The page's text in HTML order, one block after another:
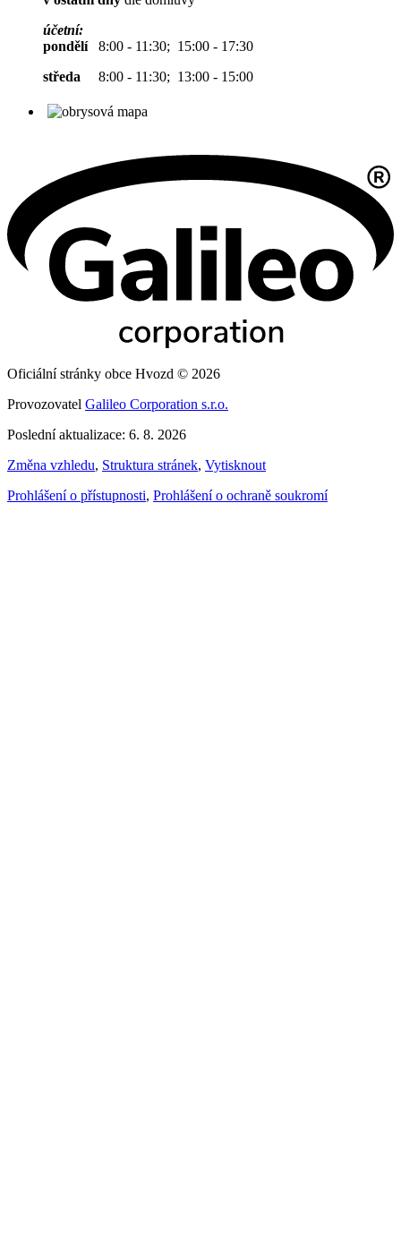
účetní:
pondělí 8:00 - 11:30; 15:00 - 17:30
středa 8:00 - 11:30; 13:00 - 15:00
Oficiální stránky obce Hvozd © 2026
Provozovatel Galileo Corporation s.r.o.
Poslední aktualizace: 6. 8. 2026
Změna vzhledu, Struktura stránek, Vytisknout
Prohlášení o přístupnosti, Prohlášení o ochraně soukromí